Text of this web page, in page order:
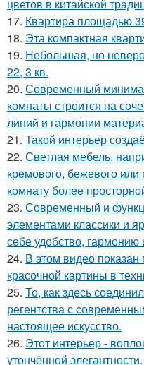
цветов в китайской
17. Квартира площадью
18. Эта компактная
19. Небольшая, но
22, 3 кв.
20. Современный
комнаты строится на
линий и гармонии
21. Такой интерьер
22. Светлая мебель,
кремового, бежевого или
комнату более
23. Современный и
элементами классики и
себе удобство,
24. В этом видео показан
красочной картины в
25. То, как здесь
регентства с
настоящее искусство.
26. Этот интерьер -
утончённой элегантности.